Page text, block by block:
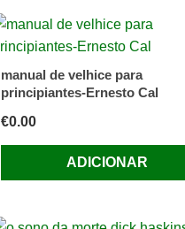
manual de velhice para
principiantes-Ernesto Cal
€0.00
ADICIONAR